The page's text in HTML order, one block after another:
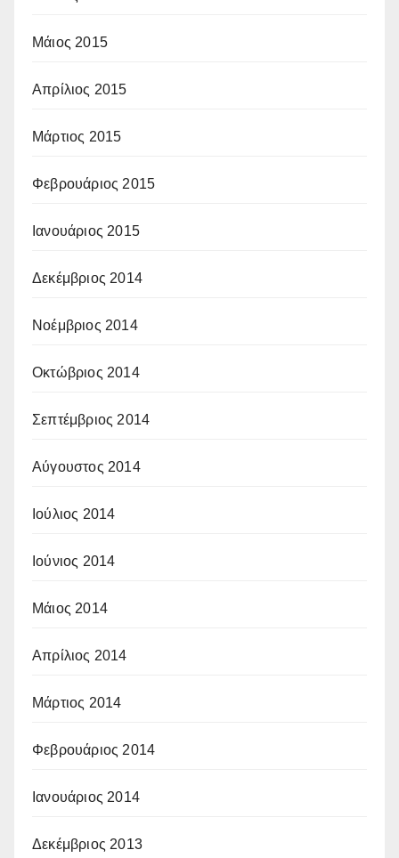
Μάιος 2015
Απρίλιος 2015
Μάρτιος 2015
Φεβρουάριος 2015
Ιανουάριος 2015
Δεκέμβριος 2014
Νοέμβριος 2014
Οκτώβριος 2014
Σεπτέμβριος 2014
Αύγουστος 2014
Ιούλιος 2014
Ιούνιος 2014
Μάιος 2014
Απρίλιος 2014
Μάρτιος 2014
Φεβρουάριος 2014
Ιανουάριος 2014
Δεκέμβριος 2013